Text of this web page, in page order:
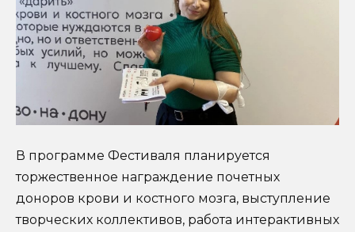
В программе Фестиваля планируется
торжественное награждение почетных
доноров крови и костного мозга, выступление
творческих коллективов, работа интерактивных